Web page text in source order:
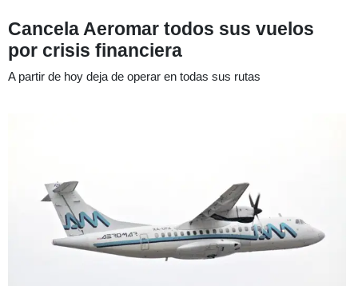
Cancela Aeromar todos sus vuelos
por crisis financiera
A partir de hoy deja de operar en todas sus rutas